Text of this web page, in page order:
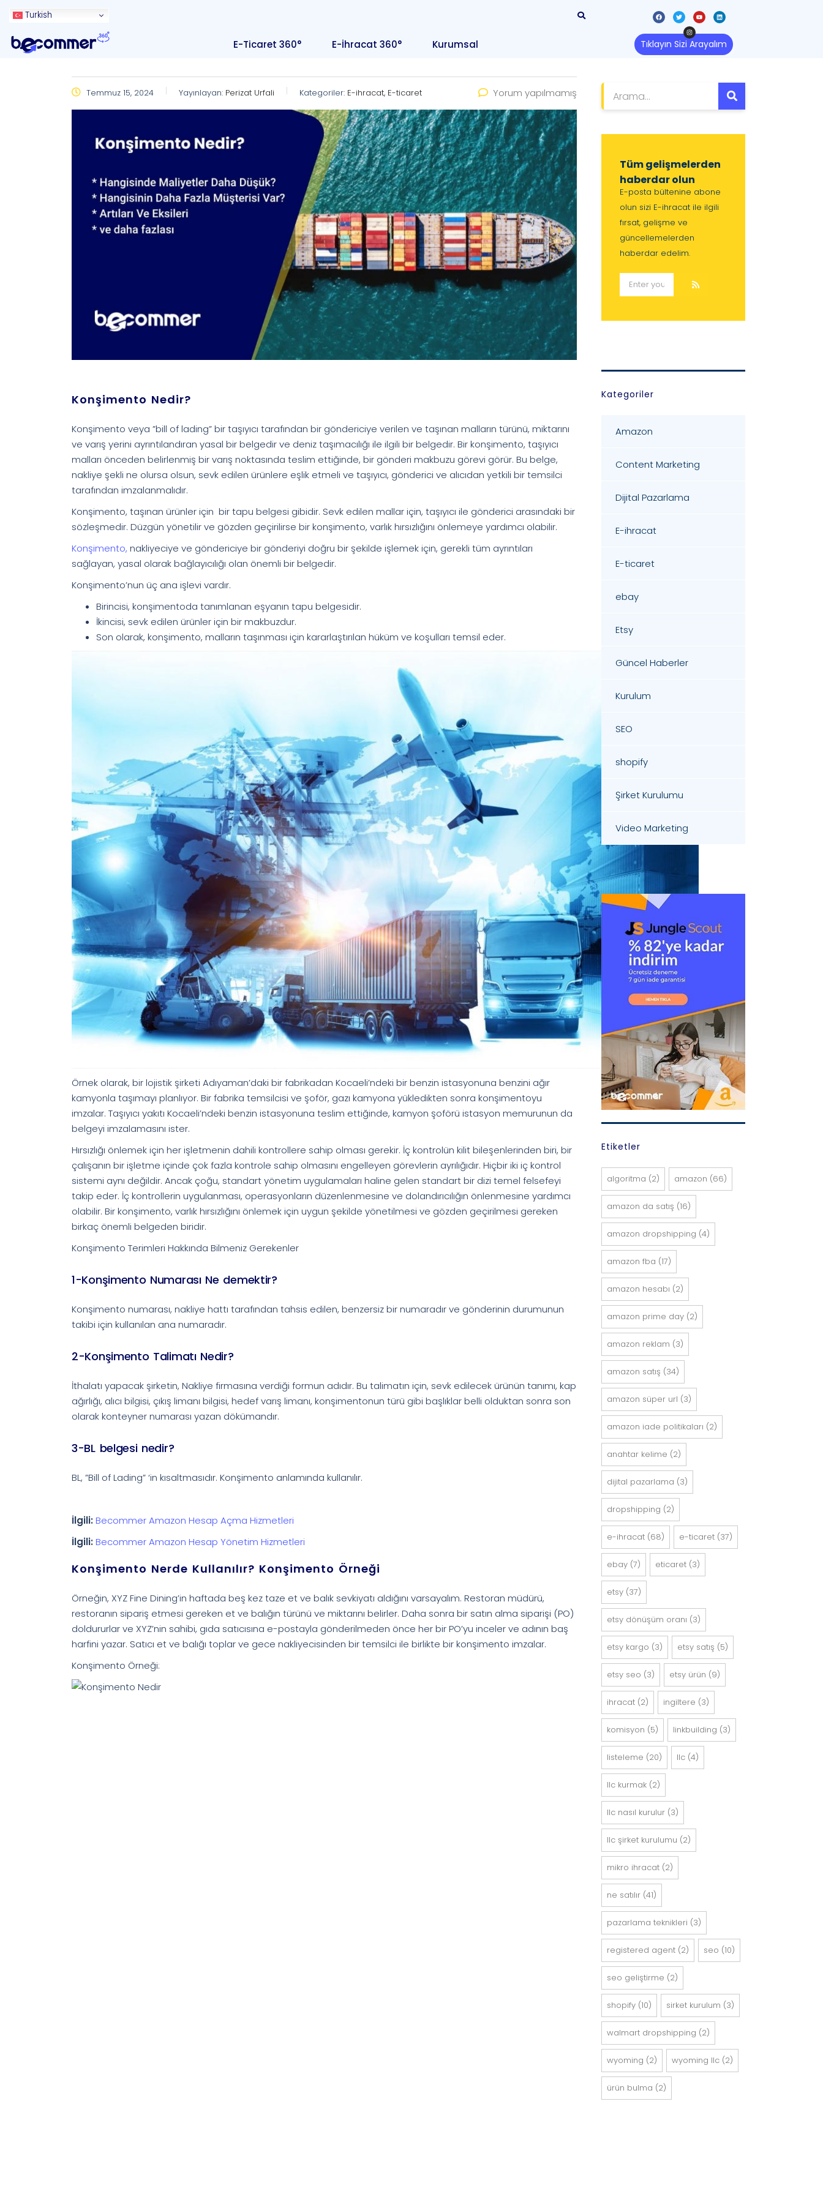
Turkish
E-Ticaret 360° E-İhracat 360° Kurumsal Tıklayın Sizi Arayalım
Temmuz 15, 2024 Yayınlayan: Perizat Urfali Kategoriler: E-ihracat, E-ticaret Yorum yapılmamış
Konşimento Nedir?
Konşimento veya ”bill of lading” bir taşıyıcı tarafından bir göndericiye verilen ve taşınan malların türünü, miktarını
ve varış yerini ayrıntılandıran yasal bir belgedir ve deniz taşımacılığı ile ilgili bir belgedir. Bir konşimento, taşıyıcı
malları önceden belirlenmiş bir varış noktasında teslim ettiğinde, bir gönderi makbuzu görevi görür. Bu belge,
nakliye şekli ne olursa olsun, sevk edilen ürünlere eşlik etmeli ve taşıyıcı, gönderici ve alıcıdan yetkili bir temsilci
tarafından imzalanmalıdır.
Konşimento, taşınan ürünler için bir tapu belgesi gibidir. Sevk edilen mallar için, taşıyıcı ile gönderici arasındaki bir
sözleşmedir. Düzgün yönetilir ve gözden geçirilirse bir konşimento, varlık hırsızlığını önlemeye yardımcı olabilir.
Konşimento, nakliyeciye ve göndericiye bir gönderiyi doğru bir şekilde işlemek için, gerekli tüm ayrıntıları
sağlayan, yasal olarak bağlayıcılığı olan önemli bir belgedir.
Konşimento’nun üç ana işlevi vardır.
Birincisi, konşimentoda tanımlanan eşyanın tapu belgesidir.
İkincisi, sevk edilen ürünler için bir makbuzdur.
Son olarak, konşimento, malların taşınması için kararlaştırılan hüküm ve koşulları temsil eder.
Örnek olarak, bir lojistik şirketi Adıyaman’daki bir fabrikadan Kocaeli’ndeki bir benzin istasyonuna benzini ağır
kamyonla taşımayı planlıyor. Bir fabrika temsilcisi ve şoför, gazı kamyona yükledikten sonra konşimentoyu
imzalar. Taşıyıcı yakıtı Kocaeli’ndeki benzin istasyonuna teslim ettiğinde, kamyon şoförü istasyon memurunun da
belgeyi imzalamasını ister.
Hırsızlığı önlemek için her işletmenin dahili kontrollere sahip olması gerekir. İç kontrolün kilit bileşenlerinden biri, bir
çalışanın bir işletme içinde çok fazla kontrole sahip olmasını engelleyen görevlerin ayrılığıdır. Hiçbir iki iç kontrol
sistemi aynı değildir. Ancak çoğu, standart yönetim uygulamaları haline gelen standart bir dizi temel felsefeyi
takip eder. İç kontrollerin uygulanması, operasyonların düzenlenmesine ve dolandırıcılığın önlenmesine yardımcı
olabilir. Bir konşimento, varlık hırsızlığını önlemek için uygun şekilde yönetilmesi ve gözden geçirilmesi gereken
birkaç önemli belgeden biridir.
Konşimento Terimleri Hakkında Bilmeniz Gerekenler
1-Konşimento Numarası Ne demektir?
Konşimento numarası, nakliye hattı tarafından tahsis edilen, benzersiz bir numaradır ve gönderinin durumunun
takibi için kullanılan ana numaradır.
2-Konşimento Talimatı Nedir?
İthalatı yapacak şirketin, Nakliye firmasına verdiği formun adıdır. Bu talimatın için, sevk edilecek ürünün tanımı, kap
ağırlığı, alıcı bilgisi, çıkış limanı bilgisi, hedef varış limanı, konşimentonun türü gibi başlıklar belli olduktan sonra son
olarak konteyner numarası yazan dökümandır.
3-BL belgesi nedir?
BL, ”Bill of Lading” ‘in kısaltmasıdır. Konşimento anlamında kullanılır.
İlgili: Becommer Amazon Hesap Açma Hizmetleri
İlgili: Becommer Amazon Hesap Yönetim Hizmetleri
Konşimento Nerde Kullanılır? Konşimento Örneği
Örneğin, XYZ Fine Dining’in haftada beş kez taze et ve balık sevkiyatı aldığını varsayalım. Restoran müdürü,
restoranın sipariş etmesi gereken et ve balığın türünü ve miktarını belirler. Daha sonra bir satın alma siparişi (PO)
doldururlar ve XYZ’nin sahibi, gıda satıcısına e-postayla gönderilmeden önce her bir PO’yu inceler ve adının baş
harfini yazar. Satıcı et ve balığı toplar ve gece nakliyecisinden bir temsilci ile birlikte bir konşimento imzalar.
Konşimento Örneği:
Tüm gelişmelerden
haberdar olun
E-posta bültenine abone
olun sizi E-ihracat ile ilgili
fırsat, gelişme ve
güncellemelerden
haberdar edelim.
Kategoriler
Amazon
Content Marketing
Dijital Pazarlama
E-ihracat
E-ticaret
ebay
Etsy
Güncel Haberler
Kurulum
SEO
shopify
Şirket Kurulumu
Video Marketing
Etiketler
algoritma (2) amazon (66)
amazon da satış (16)
amazon dropshipping (4)
amazon fba (17)
amazon hesabı (2)
amazon prime day (2)
amazon reklam (3)
amazon satış (34)
amazon süper url (3)
amazon i̇ade politikaları (2)
anahtar kelime (2)
dijital pazarlama (3)
dropshipping (2)
e-ihracat (68) e-ticaret (37)
ebay (7) eticaret (3)
etsy (37)
etsy dönüşüm oranı (3)
etsy kargo (3) etsy satış (5)
etsy seo (3) etsy ürün (9)
ihracat (2) ingiltere (3)
komisyon (5) linkbuilding (3)
listeleme (20) llc (4)
llc kurmak (2)
llc nasıl kurulur (3)
llc şirket kurulumu (2)
mikro ihracat (2)
ne satılır (41)
pazarlama teknikleri (3)
registered agent (2) seo (10)
seo geli̇şti̇rme (2)
shopify (10) sirket kurulum (3)
walmart dropshipping (2)
wyoming (2) wyoming llc (2)
ürün bulma (2)